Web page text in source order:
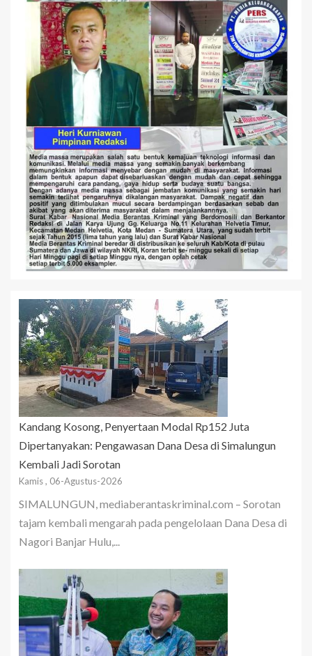
Kandang Kosong, Penyertaan Modal Rp152 Juta
Dipertanyakan: Pengawasan Dana Desa di Simalungun
Kembali Jadi Sorotan
Kamis , 06-Agustus-2026
SIMALUNGUN, mediaberantaskriminal.com – Sorotan
tajam kembali mengarah pada pengelolaan Dana Desa di
Nagori Banjar Hulu,...